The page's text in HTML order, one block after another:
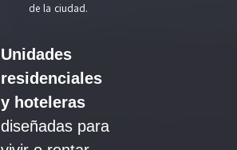
de la ciudad.
Unidades
residenciales
y hoteleras
diseñadas para